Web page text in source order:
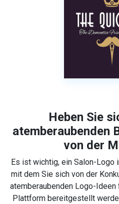
Heben Sie
atemberaubenden
von der
Es ist wichtig, ein Salon-Logo
mit dem Sie sich von der
atemberaubenden Logo-
Plattform bereitgestellt